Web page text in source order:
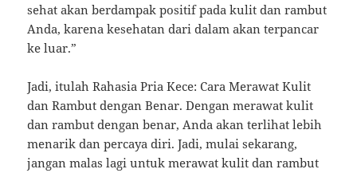
sehat akan berdampak positif pada kulit dan rambut
Anda, karena kesehatan dari dalam akan terpancar
ke luar.”
Jadi, itulah Rahasia Pria Kece: Cara Merawat Kulit
dan Rambut dengan Benar. Dengan merawat kulit
dan rambut dengan benar, Anda akan terlihat lebih
menarik dan percaya diri. Jadi, mulai sekarang,
jangan malas lagi untuk merawat kulit dan rambut